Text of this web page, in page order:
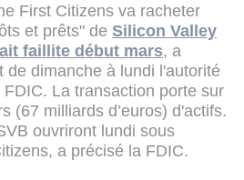
First Citizens va racheter
et prêts" de Silicon Valley
faillite début mars, a
de dimanche à lundi l'autorité
La transaction porte sur
(67 milliards d’euros) d'actifs.
ouvriront lundi sous
a précisé la FDIC.